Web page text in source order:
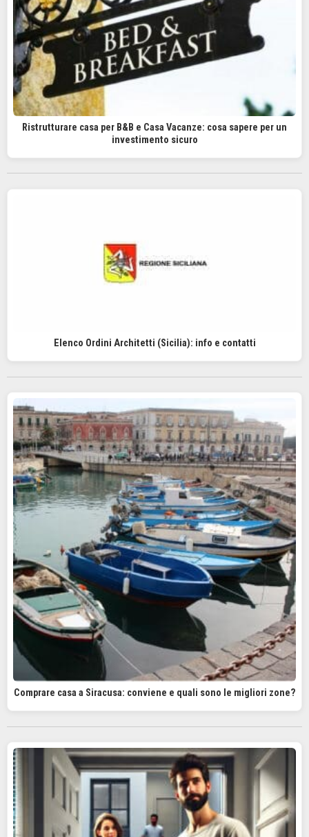
Ristrutturare casa per B&B e Casa Vacanze: cosa sapere per un
investimento sicuro
Elenco Ordini Architetti (Sicilia): info e contatti
Comprare casa a Siracusa: conviene e quali sono le migliori zone?